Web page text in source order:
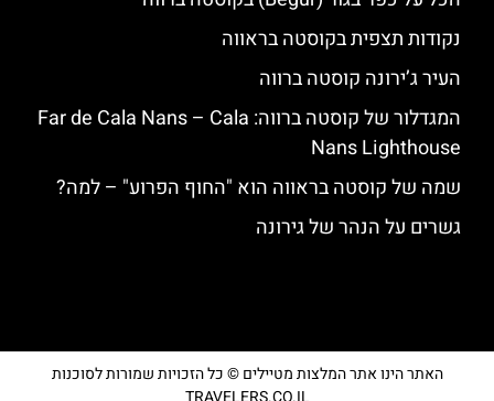
נקודות תצפית בקוסטה בראווה
העיר ג’ירונה קוסטה ברווה
המגדלור של קוסטה ברווה: ‪‪Far de Cala Nans – Cala
Nans Lighthouse‬‬
שמה של קוסטה בראווה הוא "החוף הפרוע" – למה?
גשרים על הנהר של גירונה
האתר הינו אתר המלצות מטיילים © כל הזכויות שמורות לסוכנות